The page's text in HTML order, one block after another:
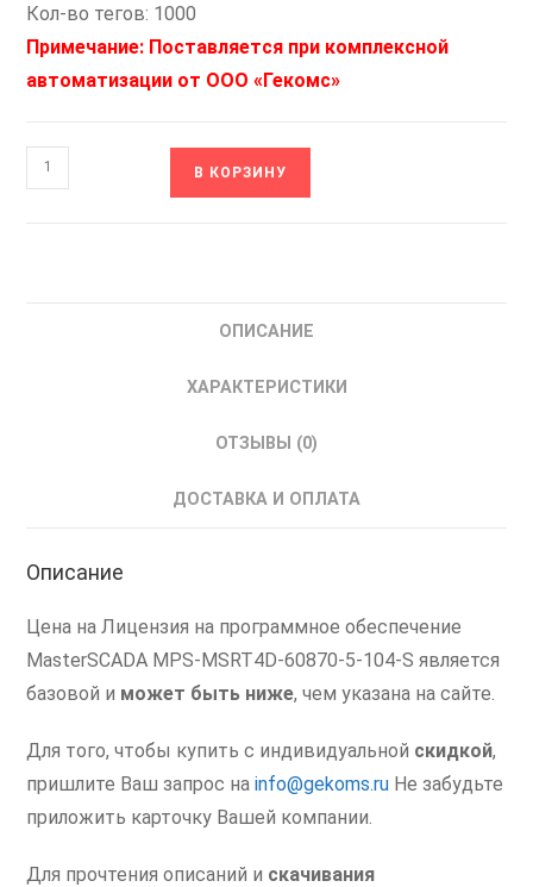
Кол-во тегов: 1000
Примечание: Поставляется при комплексной
автоматизации от ООО «Гекомс»
Количество
товара
5-
на
1000
тегов
В КОРЗИНУ
ОПИСАНИЕ
ХАРАКТЕРИСТИКИ
ОТЗЫВЫ (0)
ДОСТАВКА И ОПЛАТА
Описание
Цена на Лицензия на программное обеспечение
MasterSCADA MPS-MSRT4D-60870-5-104-S является
базовой и может быть ниже, чем указана на сайте.
Для того, чтобы купить с индивидуальной скидкой,
пришлите Ваш запрос наinfo@gekoms.ru Не забудьте
приложить карточку Вашей компании.
Для прочтения описаний и скачивания